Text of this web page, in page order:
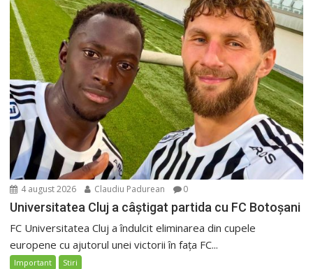
4 august 2026 Claudiu Padurean 0
Universitatea Cluj a câștigat partida cu FC Botoșani
FC Universitatea Cluj a îndulcit eliminarea din cupele
europene cu ajutorul unei victorii în fața FC...
Important Stiri